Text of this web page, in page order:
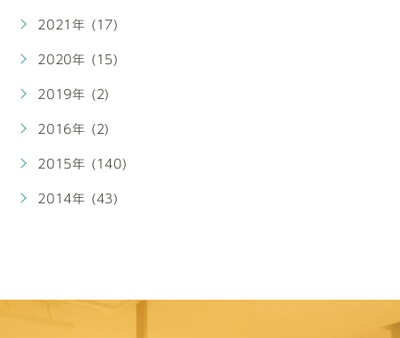
2021年 (17)
2020年 (15)
2019年 (2)
2016年 (2)
2015年 (140)
2014年 (43)